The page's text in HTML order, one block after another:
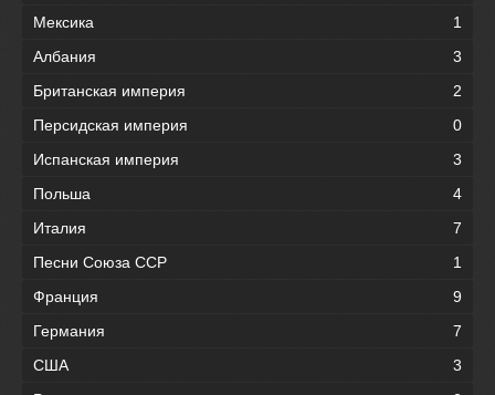
Мексика
1
Албания
3
Британская империя
2
Персидская империя
0
Испанская империя
3
Польша
4
Италия
7
Песни Союза ССР
1
Франция
9
Германия
7
США
3